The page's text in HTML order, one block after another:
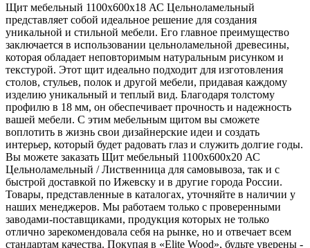
Щит мебельный 1100х600х18 АС Цельноламельный
представляет собой идеальное решение для создания
уникальной и стильной мебели. Его главное преимущество
заключается в использовании цельноламельной древесины,
которая обладает неповторимым натуральным рисунком и
текстурой. Этот щит идеально подходит для изготовления
столов, стульев, полок и другой мебели, придавая каждому
изделию уникальный и теплый вид. Благодаря толстому
профилю в 18 мм, он обеспечивает прочность и надежность
вашей мебели. С этим мебельным щитом вы сможете
воплотить в жизнь свои дизайнерские идеи и создать
интерьер, который будет радовать глаз и служить долгие годы.
Вы можете заказать Щит мебельный 1100х600х20 АС
Цельноламельный / Лиственница для самовывоза, так и с
быстрой доставкой по Ижевску и в другие города России.
Товары, представленные в каталогах, уточняйте в наличии у
наших менеджеров. Мы работаем только с проверенными
заводами-поставщиками, продукция которых не только
отлично зарекомендовала себя на рынке, но и отвечает всем
стандартам качества. Покупая в «Elite Wood», будьте уверены -